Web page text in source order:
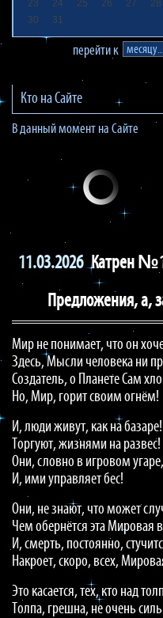
23
24 25 26 27 28
30
31
перейти к
Кто на Сайте
В данный момент на Сайте
11.03.2026 Катрен
Предложения, а,
Мир не понимает, что он
Здесь, Мысли человека ни
Создатель, о Планете Сам
Но, Мир, горит своим огнём!
И, люди живут, как на базаре!
Торгуют, жизнями на развес!
Они, словно в игровом угаре,
И, ими управляет бес!
Они, не знают, что может
Чем обернётся эта Мировая
И, смерть, постоянно,
Накроет, скоро, всех,
Это касается, тех, кто над
Толпа, грешна, не очень